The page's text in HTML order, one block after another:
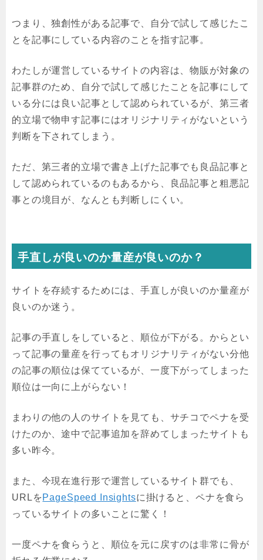
つまり、独創性がある記事で、自分で試して感じたこ
とを記事にしている内容のことを指す記事。
わたしが運営しているサイトの内容は、物販が対象の
記事群のため、自分で試して感じたことを記事にして
いる分には良い記事として認められているが、第三者
的立場で物申す記事にはオリジナリティがないという
判断を下されてしまう。
ただ、第三者的立場で書き上げた記事でも良品記事と
して認められているのもあるから、良品記事と粗悪記
事との境目が、なんとも判断しにくい。
手直しが良いのか量産が良いのか？
サイトを存続するためには、手直しが良いのか量産が
良いのか迷う。
記事の手直しをしていると、順位が下がる。からとい
って記事の量産を行ってもオリジナリティがない分他
の記事の順位は保てているが、一度下がってしまった
順位は一向に上がらない！
まわりの他の人のサイトを見ても、サチコでペナを受
けたのか、途中で記事追加を辞めてしまったサイトも
多い昨今。
また、今現在進行形で運営しているサイト群でも、
URLをPageSpeed Insightsに掛けると、ペナを食ら
っているサイトの多いことに驚く！
一度ペナを食らうと、順位を元に戻すのは非常に骨が